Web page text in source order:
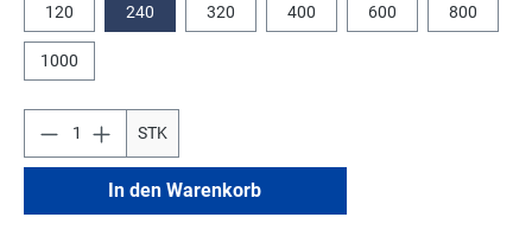
120 240 320 400 600 800
1000
STK
In den Warenkorb